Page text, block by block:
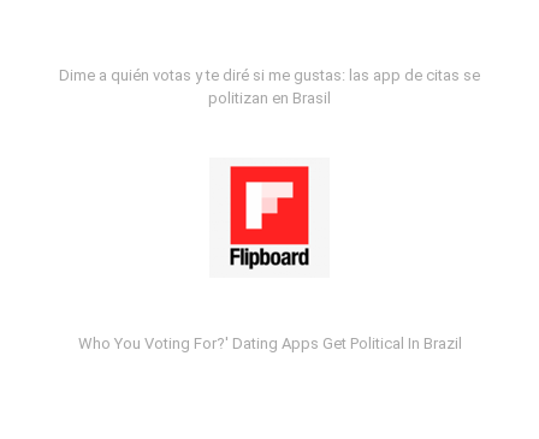
Dime a quién votas y te diré si me gustas: las app de citas se
politizan en Brasil
Who You Voting For?' Dating Apps Get Political In Brazil